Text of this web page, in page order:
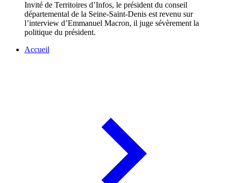
Invité de Territoires d’Infos, le président du conseil
départemental de la Seine-Saint-Denis est revenu sur
l’interview d’Emmanuel Macron, il juge sévèrement la
politique du président.
Accueil